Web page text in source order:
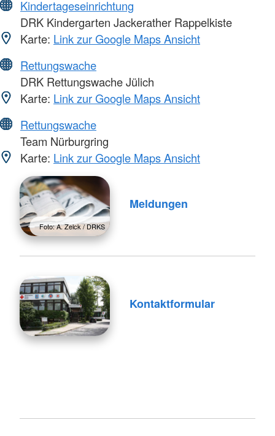
Kindertageseinrichtung
DRK Kindergarten Jackerather Rappelkiste
Karte: Link zur Google Maps Ansicht
Rettungswache
DRK Rettungswache Jülich
Karte: Link zur Google Maps Ansicht
Rettungswache
Team Nürburgring
Karte: Link zur Google Maps Ansicht
Foto: A. Zelck / DRKS
Meldungen
Kontaktformular